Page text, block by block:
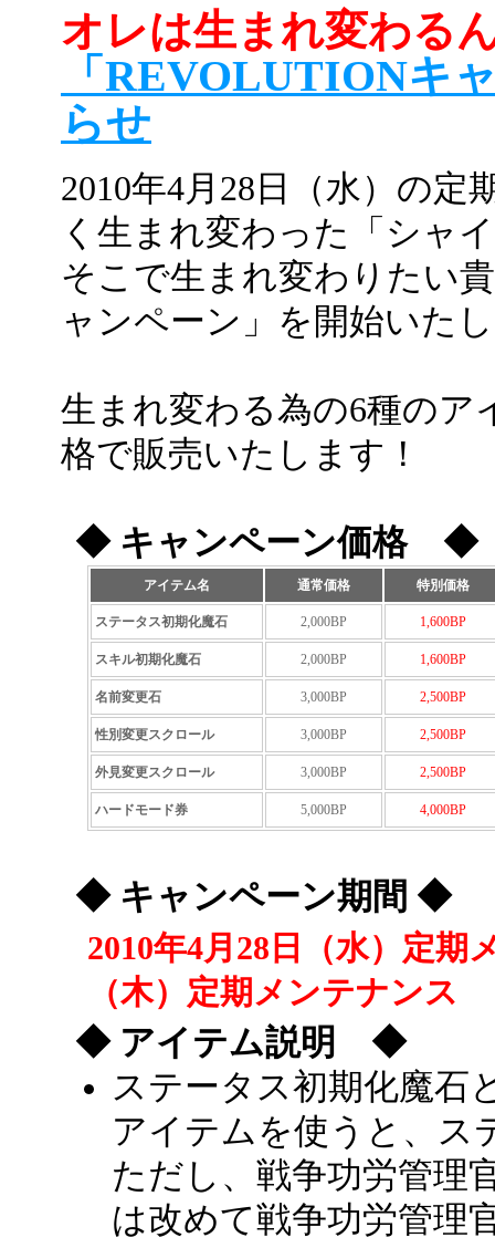
オレは生まれ変わる
「REVOLUTIONキ
らせ
2010年4月28日（水）の
く生まれ変わった「シャ
そこで生まれ変わりたい
ャンペーン」を開始いた
生まれ変わる為の6種のア
格で販売いたします！
◆ キャンペーン価格 ◆
アイテム名 通常価格 特別価格
ステータス初期化魔石 2,000BP 1,600BP
スキル初期化魔石 2,000BP 1,600BP
名前変更石 3,000BP 2,500BP
性別変更スクロール 3,000BP 2,500BP
外見変更スクロール 3,000BP 2,500BP
ハードモード券 5,000BP 4,000BP
◆ キャンペーン期間 ◆
2010年4月28日（水）定期
（木）定期メンテナンス
◆ アイテム説明 ◆
ステータス初期化魔石
アイテムを使うと、ス
ただし、戦争功労管理
は改めて戦争功労管理